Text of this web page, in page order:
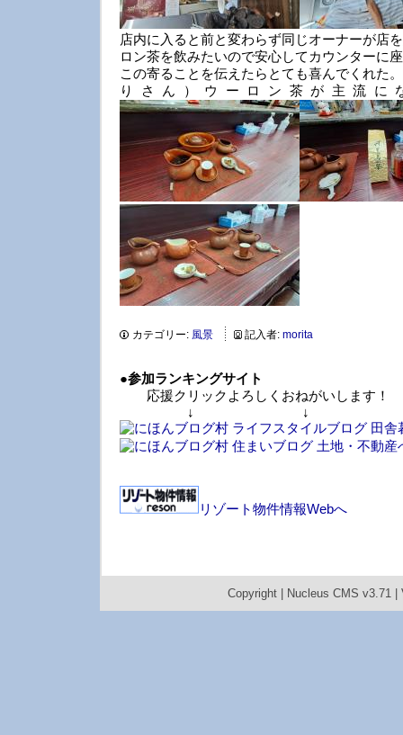
店内に入ると前と変わらず同じオーナーが店
ロン茶を飲みたいので安心してカウンターに
この寄ることを伝えたらとても喜んでくれた
りさん）ウーロン茶が主流に
カテゴリー: 風景 記入者: morita
●参加ランキングサイト
応援クリックよろしくおねがいします！
↓ ↓
リゾート物件情報Webへ
Copyright | Nucleus CMS v3.71